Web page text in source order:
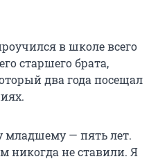
в школе всего
старшего брата,
два года посещал
младшему — пять лет.
не ставили. Я